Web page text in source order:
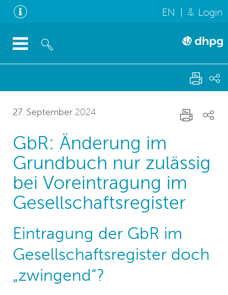
EN Login
27. September 2024
GbR: Änderung im
Grundbuch nur zulässig
bei Voreintragung im
Gesellschaftsregister
Eintragung der GbR im
Gesellschaftsregister doch
„zwingend“?